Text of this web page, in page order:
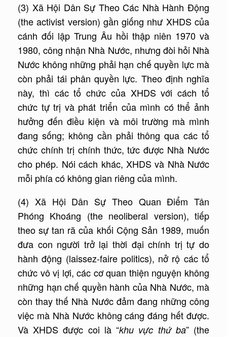
(3) Xã Hội Dân Sự Theo Các Nhà Hành Động
(the activist version) gần giống như XHDS của
cánh đối lập Trung Âu hồi thập niên 1970 và
1980, công nhận Nhà Nước, nhưng đòi hỏi Nhà
Nước không những phải hạn chế quyền lực mà
còn phải tái phân quyền lực. Theo định nghĩa
này, thì các tổ chức của XHDS với cách tổ
chức tự trị và phát triển của mình có thể ảnh
hưởng đến điều kiện và môi trường mà mình
đang sống; không cần phải thông qua các tổ
chức chính trị chính thức, tức được Nhà Nước
cho phép. Nói cách khác, XHDS và Nhà Nước
mỗi phía có không gian riêng của mình.
(4) Xã Hội Dân Sự Theo Quan Điểm Tân
Phóng Khoáng (the neoliberal version), tiếp
theo sự tan rã của khối Cộng Sản 1989, muốn
đưa con người trở lại thời đại chính trị tự do
hành động (laissez-faire politics), nở rộ các tổ
chức vô vị lợi, các cơ quan thiện nguyện không
những hạn chế quyền hành của Nhà Nước, mà
còn thay thế Nhà Nước đảm đang những công
việc mà Nhà Nước không cáng đáng hết được.
Và XHDS được coi là “khu vực thứ ba” (the